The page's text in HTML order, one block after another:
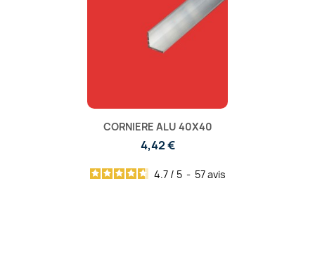
CORNIERE ALU 40X40
4,42 €
4.7 / 5 - 57avis